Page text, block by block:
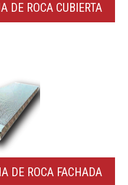
DE ROCA CUBIERTA
DE ROCA FACHADA